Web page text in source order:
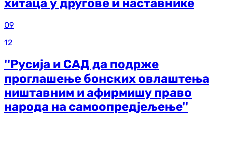
хитаца у другове и наставнике
09
12
''Русија и САД да подрже
проглашење бонских овлаштења
ништавним и афирмишу право
народа на самоопредјељење''